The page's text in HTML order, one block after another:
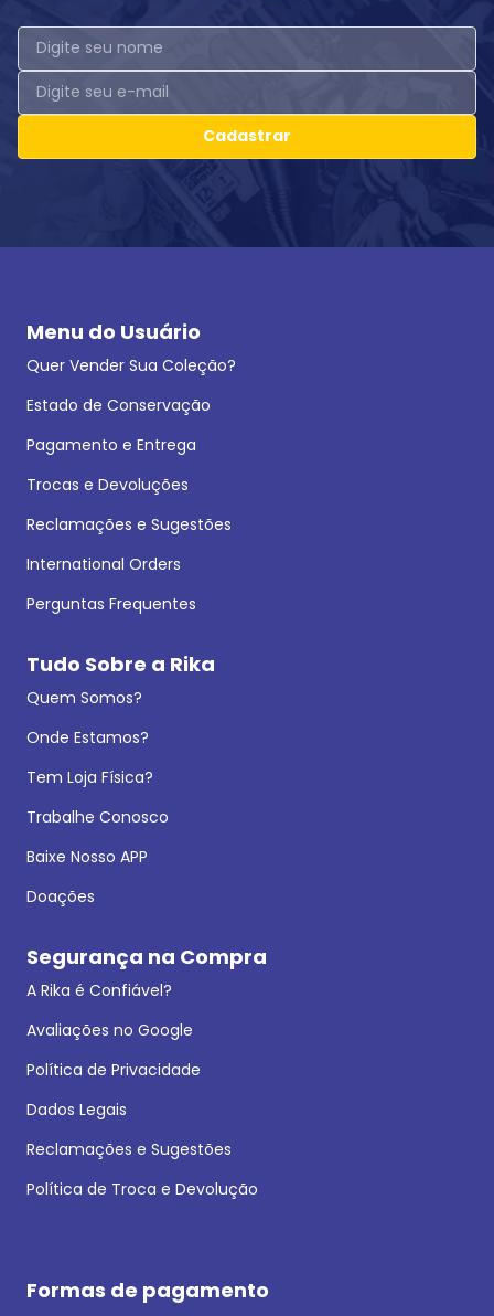
Cadastrar
Menu do Usuário
Quer Vender Sua Coleção?
Estado de Conservação
Pagamento e Entrega
Trocas e Devoluções
Reclamações e Sugestões
International Orders
Perguntas Frequentes
Tudo Sobre a Rika
Quem Somos?
Onde Estamos?
Tem Loja Física?
Trabalhe Conosco
Baixe Nosso APP
Doações
Segurança na Compra
A Rika é Confiável?
Avaliações no Google
Política de Privacidade
Dados Legais
Reclamações e Sugestões
Política de Troca e Devolução
Formas de pagamento